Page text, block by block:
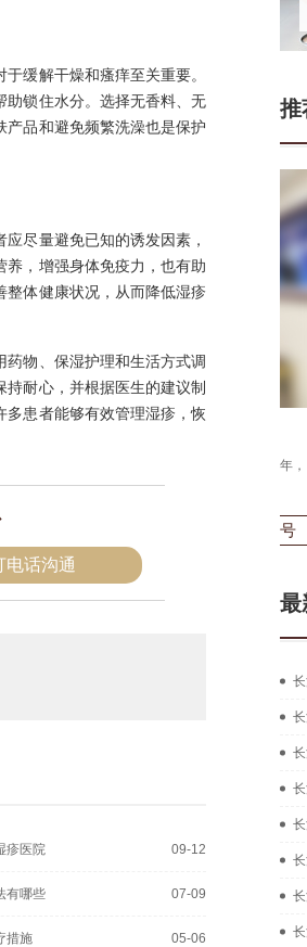
缓解干燥和瘙痒至关重要。
助锁住水分。选择无香料、无
品和避免频繁洗澡也是保护
尽量避免已知的诱发因素，
，增强身体免疫力，也有助
整体健康状况，从而降低湿疹
物、保湿护理和生活方式调
耐心，并根据医生的建议制
多患者能够有效管理湿疹，恢
电话沟通
疹医院 09-12
有哪些 07-09
措施 05-06
推
张
毕
现
最